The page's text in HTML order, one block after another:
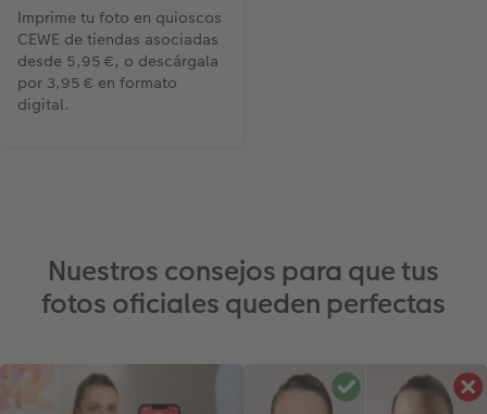
Imprime tu foto en quioscos
CEWE de tiendas asociadas
desde 5,95 €, o descárgala
por 3,95 € en formato
digital.
Nuestros consejos para que tus
fotos oficiales queden perfectas